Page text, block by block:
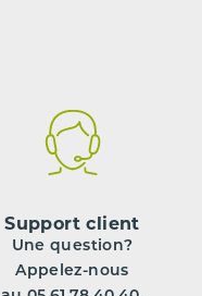
Support client
Une question?
Appelez-nous